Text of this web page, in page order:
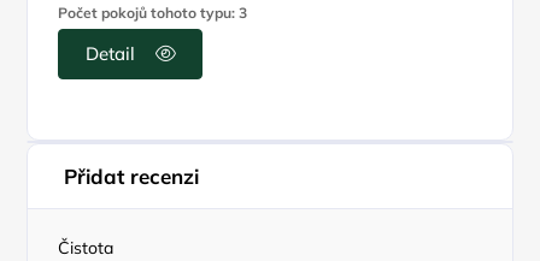
Počet pokojů tohoto typu: 3
Detail
Přidat recenzi
Čistota